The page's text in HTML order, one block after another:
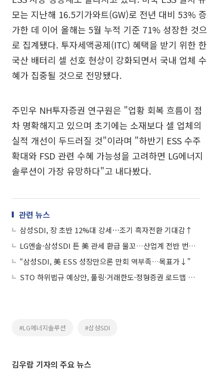
모는 지난해 16.5기가와트(GW)로 전년 대비 53% 증
가한 데 이어 올해는 5월 누적 기준 71% 성장한 것으
로 집계됐다. 투자세액공제(ITC) 혜택을 받기 위한 한
국산 배터리 셀 선호 현상이 강화되면서 국내 업체 수
혜가 집중될 것으로 전망됐다.
주민우 NH투자증권 연구원은 "업황 회복 흐름이 점
차 명확해지고 있으며 초기에는 소재보다 셀 업체의
실적 개선이 두드러질 것"이라며 "하반기 ESS 수주
확대와 FSD 관련 수혜 가능성을 고려하면 LG에너지
솔루션이 가장 유망하다"고 내다봤다.
관련 뉴스
삼성SDI, 장 초반 12%대 강세⋯조기 흑자전환 기대감↑
LG엔솔·삼성SDI 튼 美 관세 환급 물꼬…산업계 전반 번지나
“삼성SDI, 美 ESS 성장만으론 만회 역부족…목표가↓”
STO 하위법규 예상안, 풀링·거래한도·정형증권 로드맵 제시
#LG에너지솔루션 #삼성SDI
김우람 기자의 주요 뉴스